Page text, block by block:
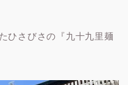
ひさびさの『九十九里麺